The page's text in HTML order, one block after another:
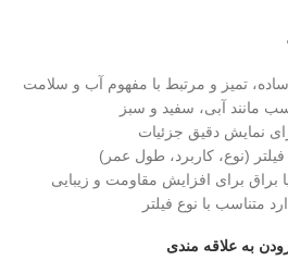
تمیز و مرتبط با مفهوم آب و سلامت
مانند آبی، سفید و سبز
نمایش دقیق جزئیات
(نوع، کاربرد، طول عمر)
براق برای افزایش مقاومت و زیبایی
متناسب با نوع فیلتر
به علاقه مندی